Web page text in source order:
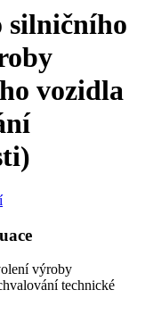
silničního
vozidla
výroby
technické